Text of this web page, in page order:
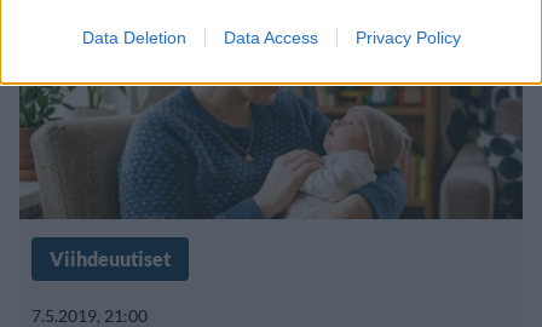
Data Deletion Data Access Privacy Policy
Viihdeuutiset
7.5.2019, 21:00